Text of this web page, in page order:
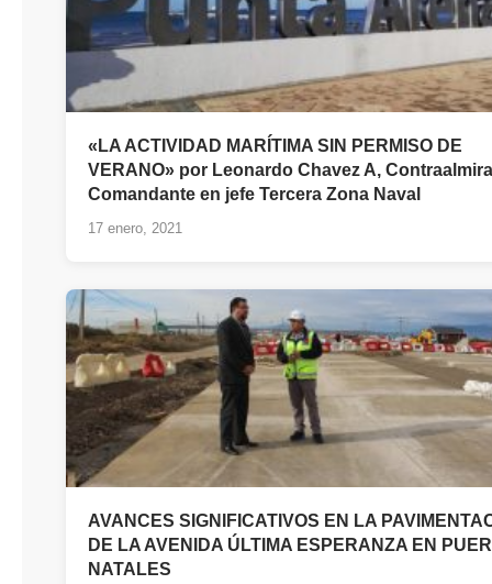
«LA ACTIVIDAD MARÍTIMA SIN PERMISO DE
VERANO» por Leonardo Chavez A,
Comandante en jefe Tercera Zona Naval
17 enero, 2021
AVANCES SIGNIFICATIVOS EN LA
DE LA AVENIDA ÚLTIMA ESPERANZA EN
NATALES